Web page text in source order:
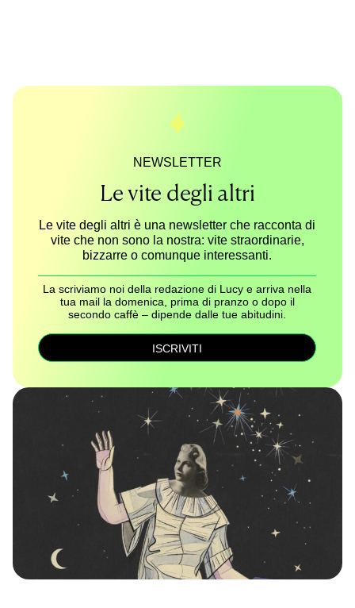
NEWSLETTER
Le vite degli altri
Le vite degli altri è una newsletter che racconta di
vite che non sono la nostra: vite straordinarie,
bizzarre o comunque interessanti.
La scriviamo noi della redazione di Lucy e arriva nella
tua mail la domenica, prima di pranzo o dopo il
secondo caffè – dipende dalle tue abitudini.
ISCRIVITI